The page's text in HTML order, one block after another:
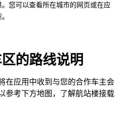
您可以查看所在城市的网页或在应
的路线说明
在应用中收到与您的合作车主会
参考下方地图，了解航站楼接载